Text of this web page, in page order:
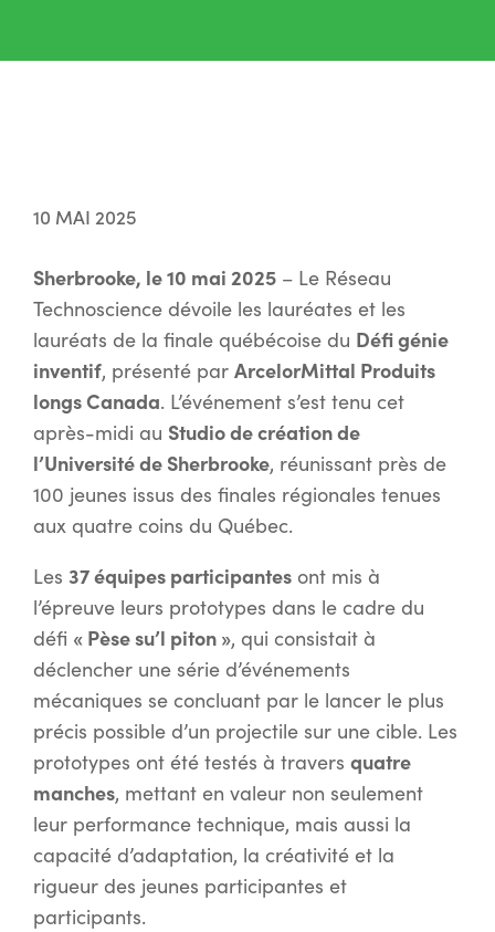
10 MAI 2025
Sherbrooke, le 10 mai 2025 – Le Réseau
Technoscience dévoile les lauréates et les
lauréats de la finale québécoise du Défi génie
inventif, présenté par ArcelorMittal Produits
longs Canada. L’événement s’est tenu cet
après-midi au Studio de création de
l’Université de Sherbrooke, réunissant près de
100 jeunes issus des finales régionales tenues
aux quatre coins du Québec.
Les 37 équipes participantes ont mis à
l’épreuve leurs prototypes dans le cadre du
défi « Pèse su’l piton », qui consistait à
déclencher une série d’événements
mécaniques se concluant par le lancer le plus
précis possible d’un projectile sur une cible. Les
prototypes ont été testés à travers quatre
manches, mettant en valeur non seulement
leur performance technique, mais aussi la
capacité d’adaptation, la créativité et la
rigueur des jeunes participantes et
participants.